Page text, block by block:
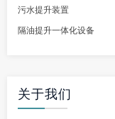
污水提升装置
隔油提升一体化设备
关于我们